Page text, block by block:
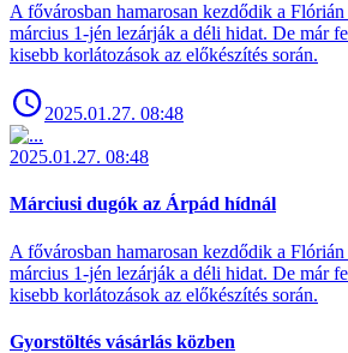
A fővárosban hamarosan kezdődik a
március 1-jén lezárják a déli hidat. De már
kisebb korlátozások az előkészítés során.
2025.01.27. 08:48
2025.01.27. 08:48
Márciusi dugók az Árpád hídnál
A fővárosban hamarosan kezdődik a
március 1-jén lezárják a déli hidat. De már
kisebb korlátozások az előkészítés során.
Gyorstöltés vásárlás közben